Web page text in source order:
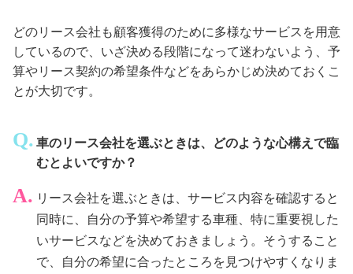
どのリース会社も顧客獲得のために多様なサービスを用意
しているので、いざ決める段階になって迷わないよう、予
算やリース契約の希望条件などをあらかじめ決めておくこ
とが大切です。
車のリース会社を選ぶときは、どのような心構えで臨
むとよいですか？
リース会社を選ぶときは、サービス内容を確認すると
同時に、自分の予算や希望する車種、特に重要視した
いサービスなどを決めておきましょう。そうすること
で、自分の希望に合ったところを見つけやすくなりま